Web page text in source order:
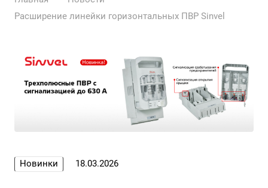
Расширение линейки горизонтальных ПВР Sinvel
Новинки 18.03.2026